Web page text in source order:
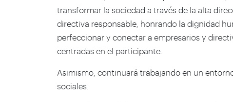
transformar la sociedad a través de la alta
directiva responsable, honrando la dignidad
perfeccionar y conectar a empresarios y
centradas en el participante.
Asimismo, continuará trabajando en un
sociales.